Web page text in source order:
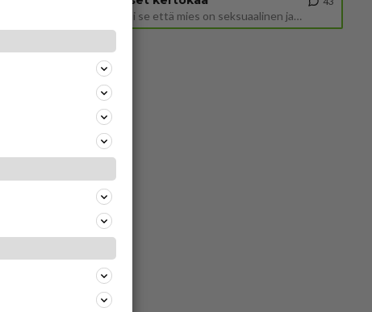
Miksi se että mies on seksuaalinen ja haluaa seksiä ja te olette hänen mielestänne haluttava on vastenmielistä? Mikä sii